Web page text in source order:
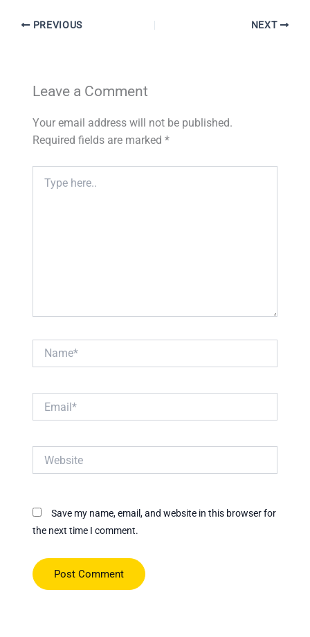
PREVIOUS NEXT
Leave a Comment
Your email address will not be published.
Required fields are marked*
here..
Save my name, email, and website in this browser for
the next time I comment.